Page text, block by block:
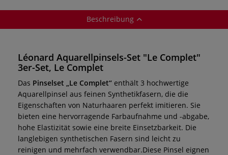
Beschreibung
Léonard Aquarellpinsels-Set "Le Complet"
3er-Set, Le Complet
Das Pinselset „Le Complet“ enthält 3 hochwertige
Aquarellpinsel aus feinen Synthetikfasern, die die
Eigenschaften von Naturhaaren perfekt imitieren. Sie
bieten eine hervorragende Farbaufnahme und -abgabe,
hohe Elastizität sowie eine breite Einsetzbarkeit. Die
langlebigen synthetischen Fasern sind leicht zu
reinigen und mehrfach verwendbar.Diese Pinsel eignen